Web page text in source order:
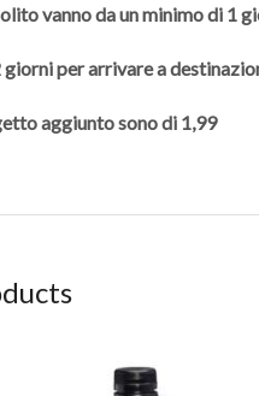
vanno da un minimo di 1
per arrivare a
aggiunto sono di 1,99